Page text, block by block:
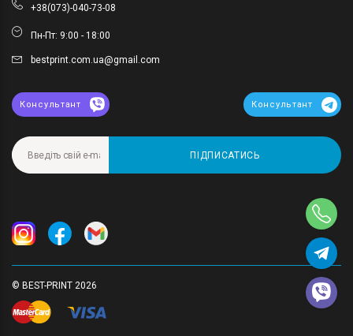
+38(073)-040-73-08
Пн-Пт: 9:00 - 18:00
bestprint.com.ua@gmail.com
Консультант Консультант
ПІДПИСАТИСЬ
© BEST-PRINT 2026